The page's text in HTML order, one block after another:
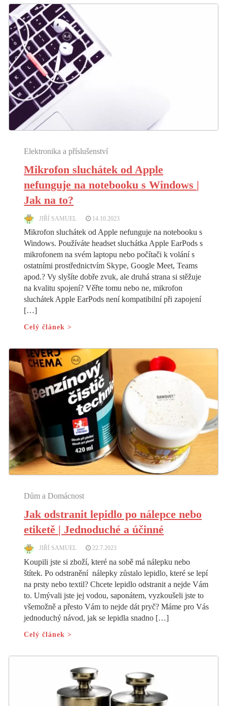
Elektronika a příslušenství
Mikrofon sluchátek od Apple
nefunguje na notebooku s Windows |
Jak na to?
JIŘÍ SAMUEL 14.10.2023
Mikrofon sluchátek od Apple nefunguje na notebooku s
Windows. Používáte headset sluchátka Apple EarPods s
mikrofonem na svém laptopu nebo počítači k volání s
ostatními prostřednictvím Skype, Google Meet, Teams
apod.? Vy slyšíte dobře zvuk, ale druhá strana si stěžuje
na kvalitu spojení? Věřte tomu nebo ne, mikrofon
sluchátek Apple EarPods není kompatibilní při zapojení
[…]
Celý článek >
Dům a Domácnost
Jak odstranit lepidlo po nálepce nebo
etiketě | Jednoduché a účinné
JIŘÍ SAMUEL 22.7.2023
Koupili jste si zboží, které na sobě má nálepku nebo
štítek. Po odstranění nálepky zůstalo lepidlo, které se lepí
na prsty nebo textil? Chcete lepidlo odstranit a nejde Vám
to. Umývali jste jej vodou, saponátem, vyzkoušeli jste to
všemožně a přesto Vám to nejde dát pryč? Máme pro Vás
jednoduchý návod, jak se lepidla snadno […]
Celý článek >